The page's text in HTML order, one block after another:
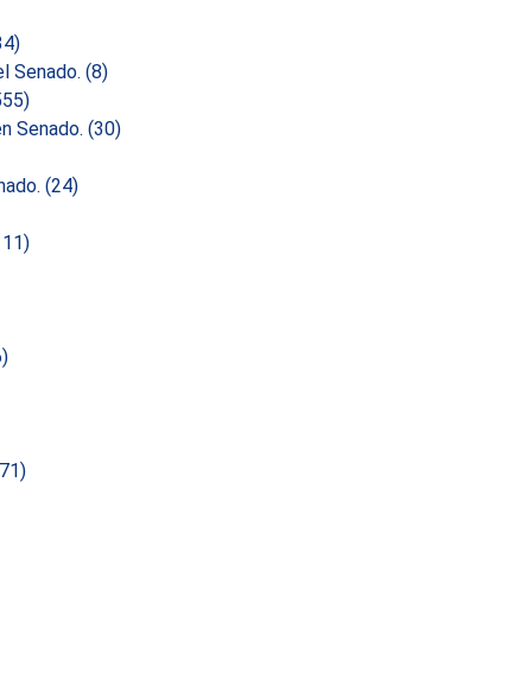
Senado. (8)
Senado. (30)
(24)